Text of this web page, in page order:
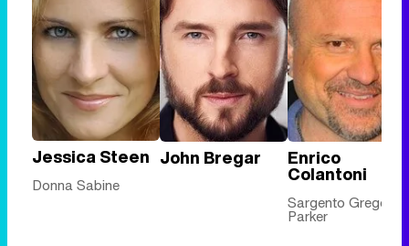
Jessica Steen
Donna Sabine
John Bregar Enrico
Colantoni
Sargento Gregory
Parker